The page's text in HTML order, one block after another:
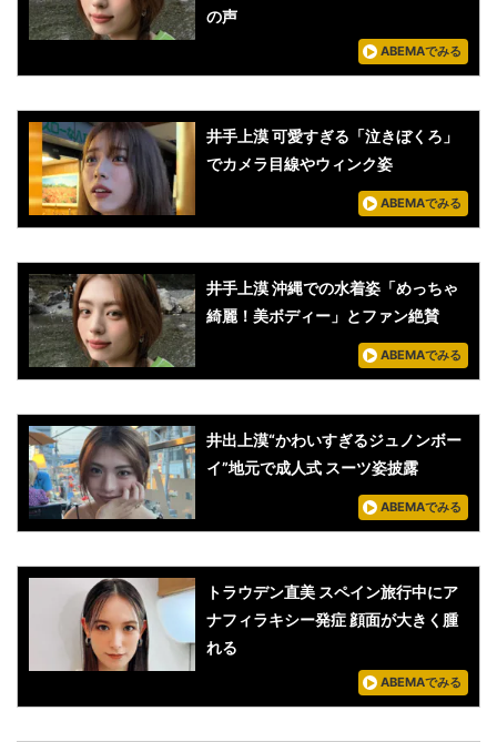
の声
ABEMAでみる
井手上漠 可愛すぎる「泣きぼくろ」
でカメラ目線やウィンク姿
ABEMAでみる
井手上漠 沖縄での水着姿「めっちゃ
綺麗！美ボディー」とファン絶賛
ABEMAでみる
井出上漠“かわいすぎるジュノンボー
イ”地元で成人式 スーツ姿披露
ABEMAでみる
トラウデン直美 スペイン旅行中にア
ナフィラキシー発症 顔面が大きく腫
れる
ABEMAでみる